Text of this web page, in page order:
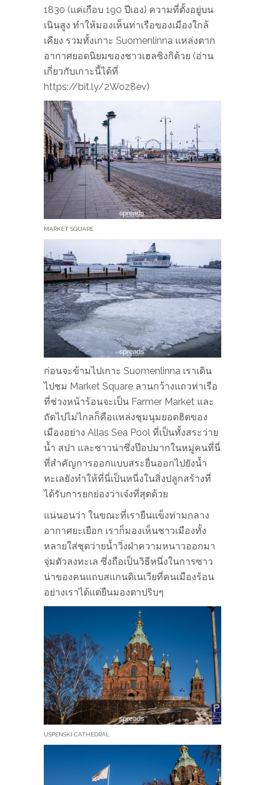
1830​ (แค่เกือบ 190 ปีเอง) ความที่ตั้งอยู่บน
เนินสูง ทำให้มองเห็นท่าเรือของเมืองใกล้
เคียง รวมทั้งเกาะ Suomenlinna แหล่งตาก
อากาศยอดนิยมของชาวเฮลซิงกิด้วย (อ่าน
เกี่ยวกับเกาะนี้ได้ที่
https://bit.ly/2Woz8ev)
MARKET SQUARE
ก่อนจะข้ามไปเกาะ Suomenlinna เราเดิน
ไปชม Market Square ลานกว้างแถวท่าเรือ
ที่ช่วงหน้าร้อนจะเป็น Farmer Market และ
ถัดไปไม่ไกลก็คือแหล่งชุมนุมยอดฮิตของ
เมืองอย่าง Allas Sea Pool ที่เป็นทั้งสระว่าย
น้ำ สปา และซาวน่าซึ่งป๊อปมากในหมู่คนที่นี่
ที่สำคัญการออกแบบสระยื่นออกไปยังน้ำ
ทะเลยังทำให้ที่นี่เป็นหนี่งในสิ่งปลูกสร้างที่
ได้รับการยกย่องว่าเจ๋งที่สุดด้วย
แน่นอนว่า ในขณะที่เรายืนแข็งท่ามกลาง
อากาศยะเยือก เราก็มองเห็นชาวเมืองทั้ง
หลายใส่ชุดว่ายน้ำวิ่งฝ่าความหนาวออกมา
จุ่มตัวลงทะเล ซึ่งถือเป็นวิธีหนึ่งในการซาว
น่าของคนแถบสแกนดิเนเวียที่คนเมืองร้อน
อย่างเราได้แต่ยืนมองตาปริบๆ
USPENSKI CATHEDRAL